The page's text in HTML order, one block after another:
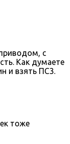
с
Как думаете
и взять ПС3.
тоже